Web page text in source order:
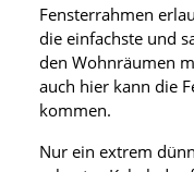
Fensterrahmen
die einfachste und
den Wohnräumen
auch hier kann die
kommen.
Nur ein extrem